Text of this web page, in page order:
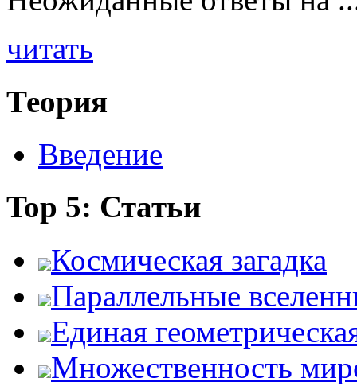
читать
Теория
Введение
Top 5: Статьи
Космическая загадка
Параллельные
Единая
Множественность